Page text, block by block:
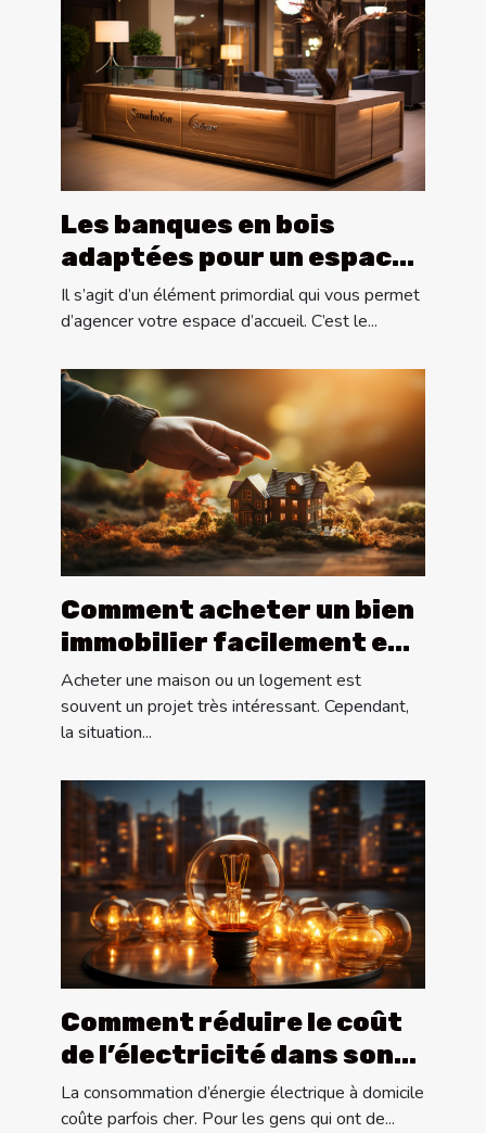
Les banques en bois
adaptées pour un espace
d’accueil
Il s’agit d’un élément primordial qui vous permet
d’agencer votre espace d’accueil. C’est le...
Comment acheter un bien
immobilier facilement en
2020 ?
Acheter une maison ou un logement est
souvent un projet très intéressant. Cependant,
la situation...
Comment réduire le coût
de l’électricité dans son
appartement ?
La consommation d’énergie électrique à domicile
coûte parfois cher. Pour les gens qui ont de...